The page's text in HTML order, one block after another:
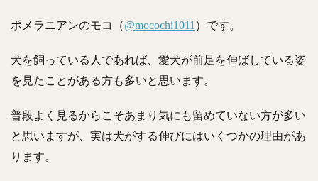
ポメラニアンのモコ（@mocochi1011 ）です。
犬を飼っている人であれば、愛犬が前足を伸ばしている姿
を見たことがある方も多いと思います。
普段よく見るからこそあまり気にも留めていない方が多い
と思いますが、実は犬がする伸びにはいくつかの理由があ
ります。